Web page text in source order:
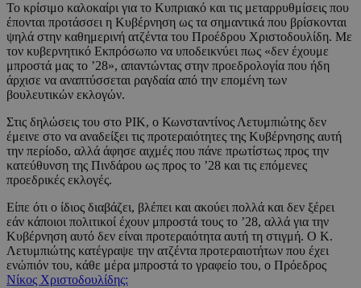
Το κρίσιμο καλοκαίρι για το Κυπριακό και τις μεταρρυθμίσεις που
έπονται προτάσσει η Κυβέρνηση ως τα σημαντικά που βρίσκονται
ψηλά στην καθημερινή ατζέντα του Προέδρου Χριστοδουλίδη. Με
τον κυβερνητικό Εκπρόσωπο να υποδεικνύει πως «δεν έχουμε
μπροστά μας το ’28», απαντώντας στην προεδρολογία που ήδη
άρχισε να αναπτύσσεται ραγδαία από την επομένη των
βουλευτικών εκλογών.
Στις δηλώσεις του στο ΡΙΚ, ο Κωνσταντίνος Λετυμπιώτης δεν
έμεινε στο να αναδείξει τις προτεραιότητες της Κυβέρνησης αυτή
την περίοδο, αλλά άφησε αιχμές που πάνε πρωτίστως προς την
κατεύθυνση της Πινδάρου ως προς το ’28 και τις επόμενες
προεδρικές εκλογές.
Είπε ότι ο ίδιος διαβάζει, βλέπει και ακούει πολλά και δεν ξέρει
εάν κάποιοι πολιτικοί έχουν μπροστά τους το ’28, αλλά για την
Κυβέρνηση αυτό δεν είναι προτεραιότητα αυτή τη στιγμή. Ο Κ.
Λετυμπιώτης κατέγραψε την ατζέντα προτεραιοτήτων που έχει
ενώπιόν του, κάθε μέρα μπροστά το γραφείο του, ο Πρόεδρος
Νίκος Χριστοδουλίδης: